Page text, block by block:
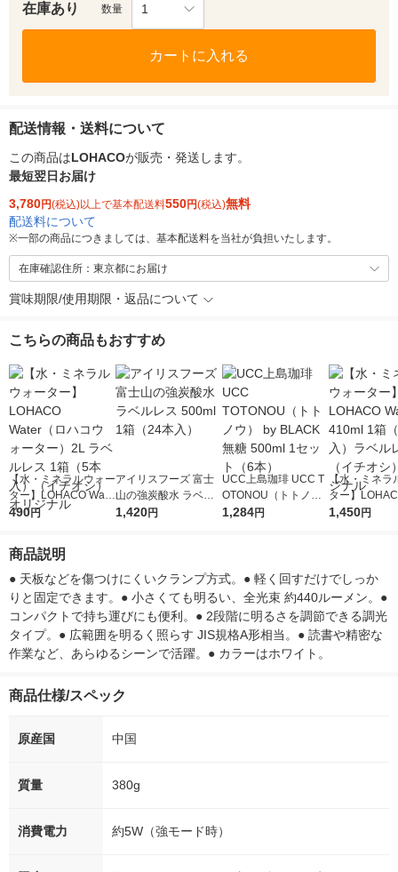
在庫あり 数量 1
カートに入れる
配送情報・送料について
この商品はLOHACOが販売・発送します。
最短翌日お届け
3,780円(税込)以上で基本配送料550円(税込)無料
配送料について
※一部の商品につきましては、基本配送料を当社が負担いたします。
在庫確認住所：東京都にお届け
賞味期限/使用期限・返品について
こちらの商品もおすすめ
【水・ミネラルウォー
ター】LOHACO Wate
r（ロハコウォータ
シ） オリジナル
490円
アイリスフーズ 富士
山の強炭酸水 ラベル
レス 500ml 1箱（24
1,420円
UCC上島珈琲 UCC T
OTONOU（トトノ
ウ） by BLACK無糖 5
1,284円
【水・ミネラ
ター】
r 410ml 1箱（
1,450円
商品説明
● 天板などを傷つけにくいクランプ方式。● 軽く回すだけでしっか
りと固定できます。● 小さくても明るい、全光束 約440ルーメン。●
コンパクトで持ち運びにも便利。● 2段階に明るさを調節できる調光
タイプ。● 広範囲を明るく照らす JIS規格A形相当。● 読書や精密な
作業など、あらゆるシーンで活躍。● カラーはホワイト。
商品仕様/スペック
原産国 中国
質量 380g
消費電力 約5W（強モード時）